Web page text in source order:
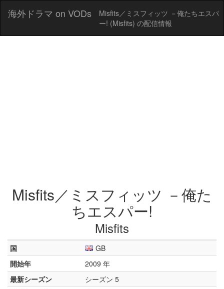
海外ドラマ on VODs
Misfits／ミスフィッツ －俺たちエスパ
ー! (Misfits) の配信情報
Misfits／ミスフィッツ －俺た
ちエスパー!
Misfits
国
GB
開始年
2009 年
最新シーズン
シーズン 5